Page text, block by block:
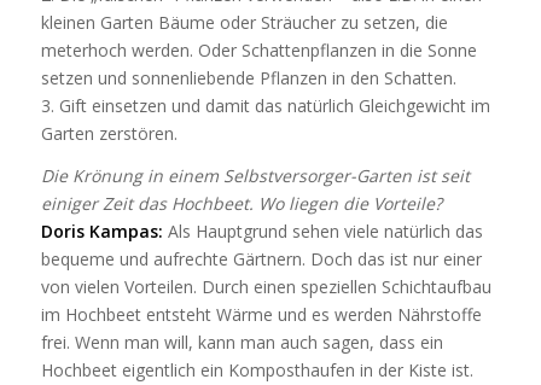
kleinen Garten Bäume oder Sträucher zu setzen, die
meterhoch werden. Oder Schattenpflanzen in die Sonne
setzen und sonnenliebende Pflanzen in den Schatten.
3. Gift einsetzen und damit das natürlich Gleichgewicht im
Garten zerstören.
Die Krönung in einem Selbstversorger-Garten ist seit
einiger Zeit das Hochbeet. Wo liegen die Vorteile?
Doris Kampas: Als Hauptgrund sehen viele natürlich das
bequeme und aufrechte Gärtnern. Doch das ist nur einer
von vielen Vorteilen. Durch einen speziellen Schichtaufbau
im Hochbeet entsteht Wärme und es werden Nährstoffe
frei. Wenn man will, kann man auch sagen, dass ein
Hochbeet eigentlich ein Komposthaufen in der Kiste ist.